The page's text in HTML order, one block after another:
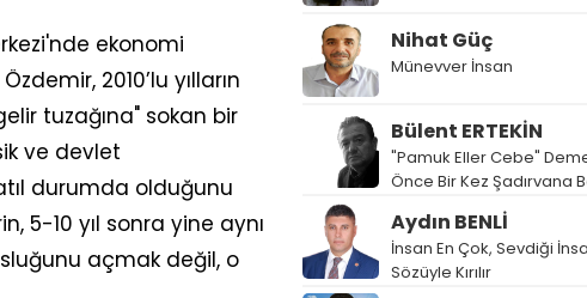
ekonomi
2010’lu yılların
tuzağına" sokan bir
ve devlet
durumda olduğunu
5-10 yıl sonra yine aynı
açmak değil, o
Nihat Güç
Münevver İnsan
Bülent ERTEKİN
"Pamuk Eller Cebe"
Önce Bir Kez Şadırvana
Aydın BENLİ
İnsan En Çok, Sevdiği
Sözüyle Kırılır